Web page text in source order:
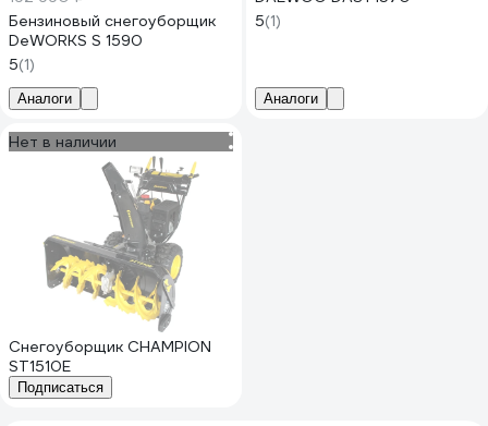
Бензиновый снегоуборщик
DeWORKS S 1590
5(1)
Аналоги
5(1)
Аналоги
Нет в наличии
Снегоуборщик CHAMPION
ST1510E
Подписаться